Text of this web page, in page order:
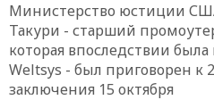
Министерство юстиции
Такури - старший
которая впоследствии
Weltsys - был приговорен к
заключения 15 октября